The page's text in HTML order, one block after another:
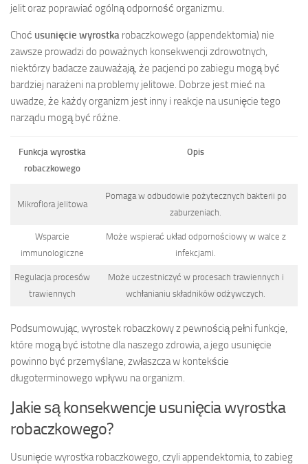
jelit oraz poprawiać ogólną odporność organizmu.
Choć usunięcie wyrostka robaczkowego (appendektomia) nie
zawsze prowadzi do poważnych konsekwencji zdrowotnych,
niektórzy badacze zauważają, że pacjenci po zabiegu mogą być
bardziej narażeni na problemy jelitowe. Dobrze jest mieć na
uwadze, że każdy organizm jest inny i reakcje na usunięcie tego
narządu mogą być różne.
Funkcja wyrostka
robaczkowego
Opis
Mikroflora jelitowa
Pomaga w odbudowie pożytecznych bakterii po
zaburzeniach.
Wsparcie
immunologiczne
Może wspierać układ odpornościowy w walce z
infekcjami.
Regulacja procesów
trawiennych
Może uczestniczyć w procesach trawiennych i
wchłanianiu składników odżywczych.
Podsumowując, wyrostek robaczkowy z pewnością pełni funkcje,
które mogą być istotne dla naszego zdrowia, a jego usunięcie
powinno być przemyślane, zwłaszcza w kontekście
długoterminowego wpływu na organizm.
Jakie są konsekwencje usunięcia wyrostka
robaczkowego?
Usunięcie wyrostka robaczkowego, czyli appendektomia, to zabieg